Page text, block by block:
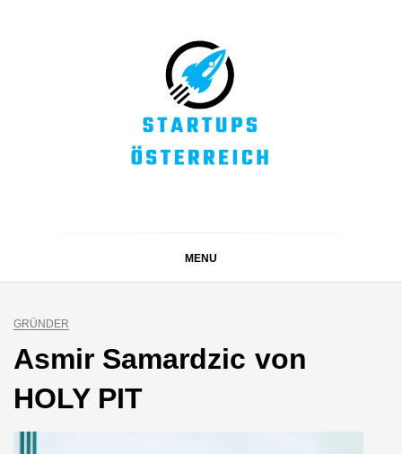
MENU
GRÜNDER
Asmir Samardzic von
HOLY PIT